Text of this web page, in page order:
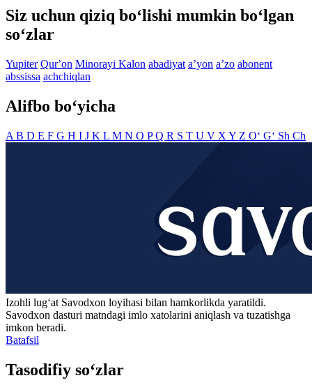
Siz uchun qiziq bo‘lishi mumkin bo‘lgan
so‘zlar
Yupiter Qurʼon Minorayi Kalon abadiyat aʼyon aʼzo abonent
abssissa achchiqlan
Alifbo bo‘yicha
A B D E F G H I J K L M N O PQ R S T U V X Y Z O‘ G‘ Sh Ch
Izohli lugʻat Savodxon loyihasi bilan hamkorlikda yaratildi.
Savodxon dasturi matndagi imlo xatolarini aniqlash va tuzatishga
imkon beradi.
Batafsil
Tasodifiy so‘zlar